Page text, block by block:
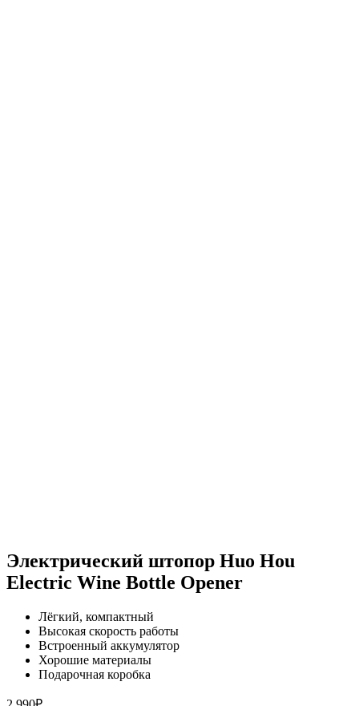
Электрический штопор Huo Hou
Electric Wine Bottle Opener
Лёгкий, компактный
Высокая скорость работы
Встроенный аккумулятор
Хорошие материалы
Подарочная коробка